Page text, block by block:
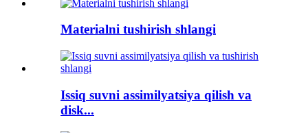
Materialni tushirish shlangi
Issiq suvni assimilyatsiya qilish va
disk...